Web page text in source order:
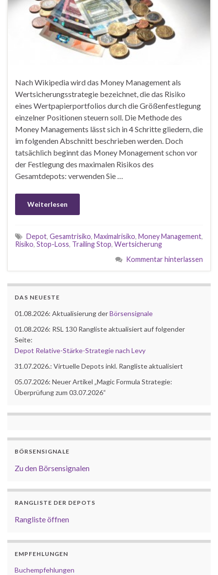
Nach Wikipedia wird das Money Management als
Wertsicherungsstrategie bezeichnet, die das Risiko
eines Wertpapierportfolios durch die Größenfestlegung
einzelner Positionen steuern soll. Die Methode des
Money Managements lässt sich in 4 Schritte gliedern, die
im folgenden Abschnitt beschrieben werden. Doch
tatsächlich beginnt das Money Monagement schon vor
der Festlegung des maximalen Risikos des
Gesamtdepots: verwenden Sie …
Weiterlesen
Depot, Gesamtrisiko, Maximalrisiko, Money Management,
Risiko, Stop-Loss, Trailing Stop, Wertsicherung
Kommentar hinterlassen
DAS NEUESTE
01.08.2026: Aktualisierung derBörsensignale
01.08.2026: RSL 130 Rangliste aktualisiert auf folgender
Seite:
Depot Relative-Stärke-Strategie nach Levy
31.07.2026.: Virtuelle Depots inkl. Rangliste aktualisiert
05.07.2026: Neuer Artikel „Magic Formula Strategie:
Überprüfung zum 03.07.2026“
BÖRSENSIGNALE
Zu den Börsensignalen
RANGLISTE DER DEPOTS
Rangliste öffnen
EMPFEHLUNGEN
Buchempfehlungen